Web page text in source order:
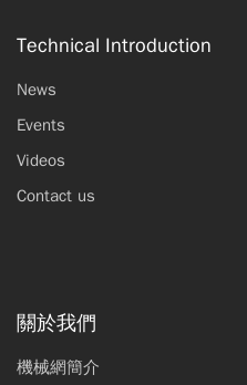
Technical Introduction
News
Events
Videos
Contact us
關於我們
機械網簡介